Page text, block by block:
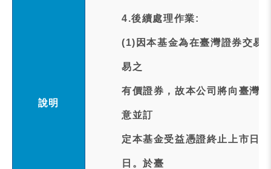
說明
4.後續處理作業:
(1)因本基金為在臺灣證券交易
易之
有價證券，故本公司將向臺灣
意並訂
定本基金受益憑證終止上市日
日。於臺